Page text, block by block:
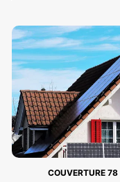
COUVERTURE 78